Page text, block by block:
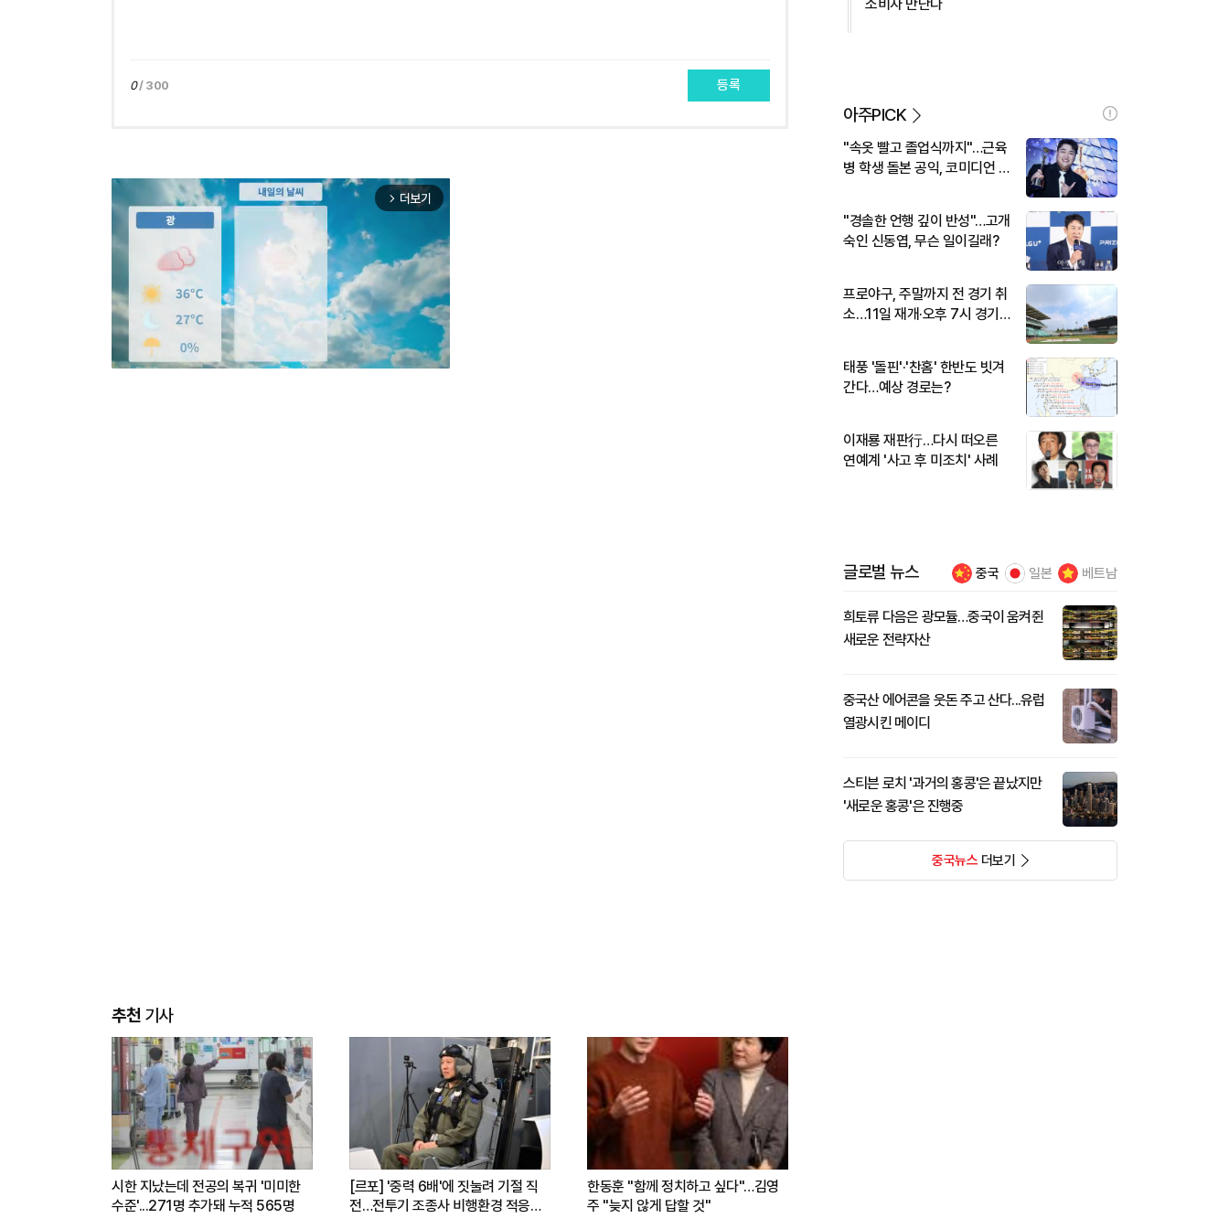
0/ 300 등록
arrow_forward_ios 더보기
추천기사
시한 지났는데 전공의 복귀 '미미한
수준'...271명 추가돼 누적 565명
[르포] '중력 6배'에 짓눌려 기절 직
전…전투기 조종사 비행환경 적응훈
한동훈 "함께 정치하고 싶다"…김영
주 "늦지 않게 답할 것"
소비자 만난다
아주PICK
"속옷 빨고 졸업식까지"…근육
병 학생 돌본 공익, 코미디언 김
"경솔한 언행 깊이 반성"…고개
숙인 신동엽, 무슨 일이길래?
프로야구, 주말까지 전 경기 취
소…11일 재개·오후 7시 경기
태풍 '돌핀'·'찬홈' 한반도 빗겨
간다…예상 경로는?
이재룡 재판行…다시 떠오른
연예계 '사고 후 미조치' 사례
글로벌 뉴스 중국 일본 베트남
희토류 다음은 광모듈…중국이 움켜쥔
새로운 전략자산
중국산 에어콘을 웃돈 주고 산다...유럽
열광시킨 메이디
스티븐 로치 '과거의 홍콩'은 끝났지만
'새로운 홍콩'은 진행중
중국뉴스더보기